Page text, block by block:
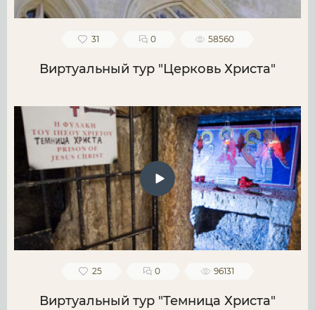
31 0 58560
Виртуальный тур "Церковь Христа"
25 0 96131
Виртуальный тур "Темница Христа"